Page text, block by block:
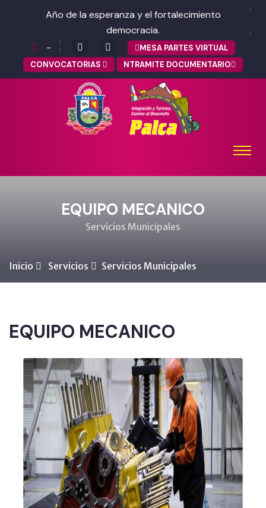
Año de la esperanza y el fortalecimiento
democracia.
-
MESA PARTES VIRTUAL
CONVOCATORIAS
NTRAMITE DOCUMENTARIO
EQUIPO MECANICO
Servicios Municipales
Inicio Servicios Servicios Municipales
EQUIPO MECANICO